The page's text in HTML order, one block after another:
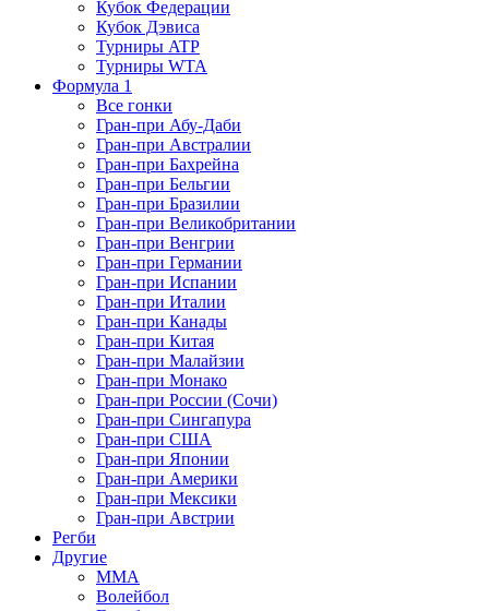
Кубок Федерации
Кубок Дэвиса
Турниры ATP
Турниры WTA
Формула 1
Все гонки
Гран-при Абу-Даби
Гран-при Австралии
Гран-при Бахрейна
Гран-при Бельгии
Гран-при Бразилии
Гран-при Великобритании
Гран-при Венгрии
Гран-при Германии
Гран-при Испании
Гран-при Италии
Гран-при Канады
Гран-при Китая
Гран-при Малайзии
Гран-при Монако
Гран-при России (Сочи)
Гран-при Сингапура
Гран-при США
Гран-при Японии
Гран-при Америки
Гран-при Мексики
Гран-при Австрии
Регби
Другие
MMA
Волейбол